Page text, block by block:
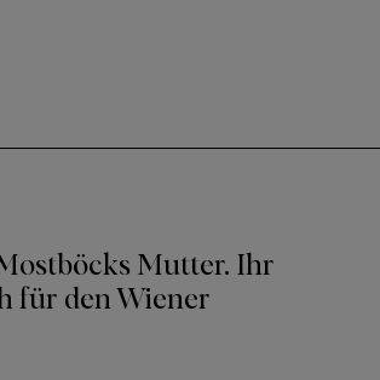
Mutter. Ihr
für den Wiener